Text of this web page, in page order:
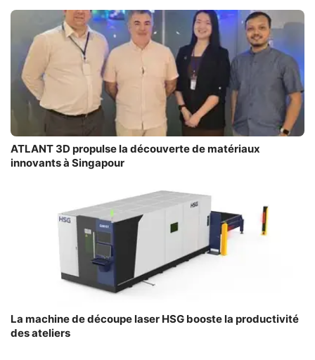
ATLANT 3D propulse la découverte de matériaux
innovants à Singapour
La machine de découpe laser HSG booste la productivité
des ateliers